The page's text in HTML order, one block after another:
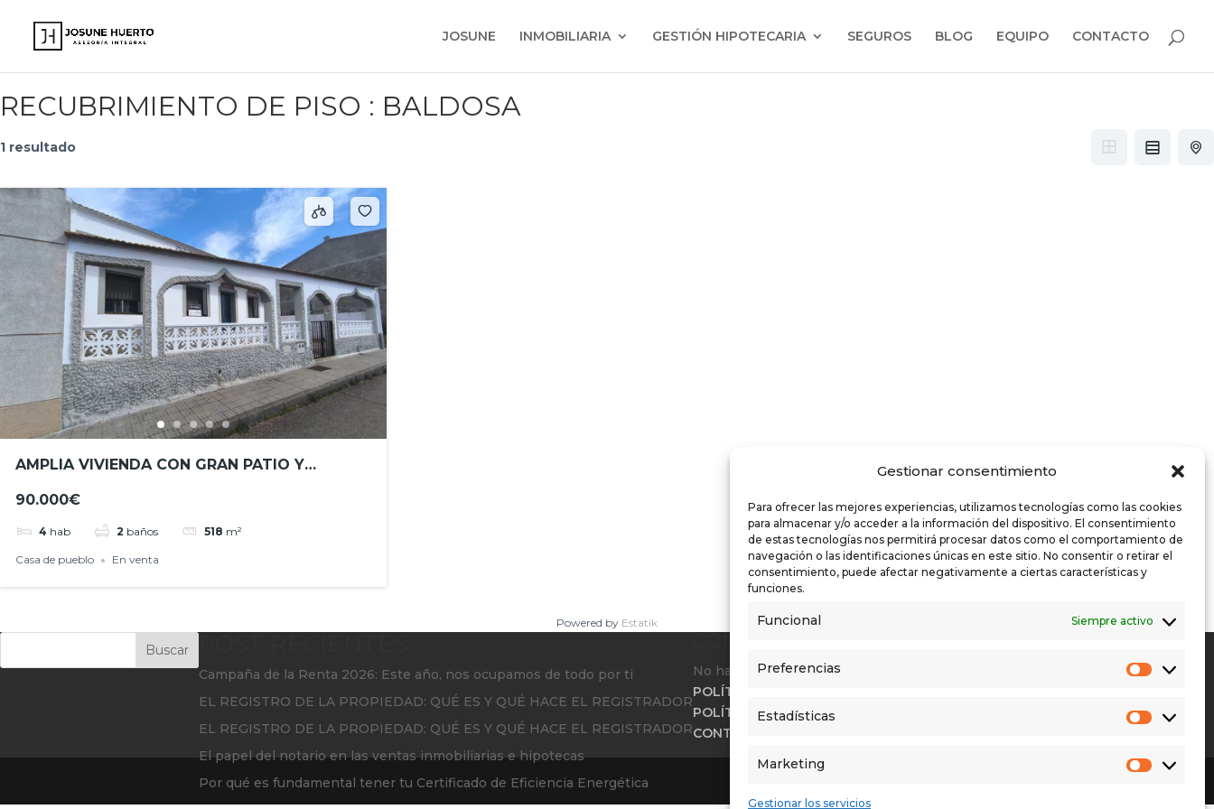
Gestionar consentimiento
Para ofrecer las mejores experiencias, utilizamos tecnologías como las cookies
para almacenar y/o acceder a la información del dispositivo. El consentimiento
de estas tecnologías nos permitirá procesar datos como el comportamiento de
navegación o las identificaciones únicas en este sitio. No consentir o retirar el
consentimiento, puede afectar negativamente a ciertas características y
funciones.
Funcional Siempre activo
Preferencias
Estadísticas
Marketing
Gestionar los servicios
JOSUNE
INMOBILIARIA GESTIÓN HIPOTECARIA SEGUROS BLOG EQUIPO CONTACTO
RECUBRIMIENTO DE PISO : BALDOSA
1 resultado
AMPLIA VIVIENDA CON GRAN PATIO Y
LA SERENA- REF.- JHBA25060
90.000€
4 hab 2 baños 518 m²
Casa de pueblo En venta
Powered by Estatik
Buscar POST RECIENTES
Campaña de la Renta 2026: Este año, nos ocupamos de todo por ti
EL REGISTRO DE LA PROPIEDAD: QUÉ ES Y QUÉ HACE EL REGISTRADOR
EL REGISTRO DE LA PROPIEDAD: QUÉ ES Y QUÉ HACE EL REGISTRADOR
El papel del notario en las ventas inmobiliarias e hipotecas
Por qué es fundamental tener tu Certificado de Eficiencia Energética
No hay comentarios que mostrar.
POLÍTICA DE PRIVACIDAD
POLÍTICA CANAL DEL INFORMANTE
CONTACTO